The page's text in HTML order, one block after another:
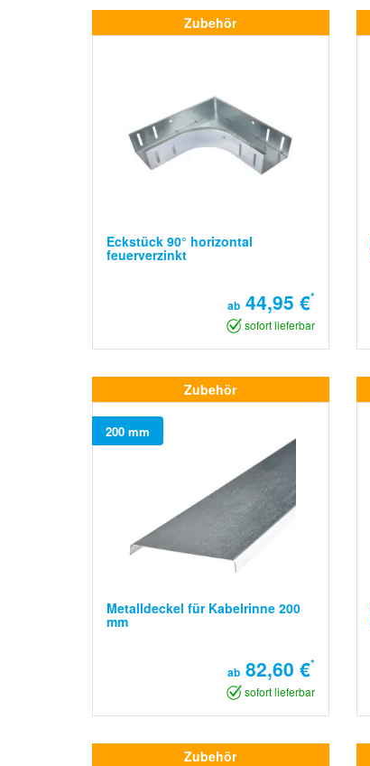
Zubehör
Eckstück 90° horizontal
feuerverzinkt
ab44,95 €*
sofort lieferbar
Zubehör
200 mm
Metalldeckel für Kabelrinne 200
mm
ab82,60 €*
sofort lieferbar
Zubehör